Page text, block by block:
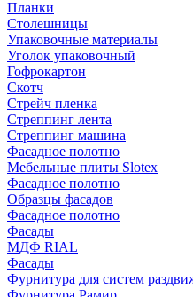
Планки
Столешницы
Упаковочные материалы
Уголок упаковочный
Гофрокартон
Скотч
Стрейч пленка
Стреппинг лента
Стреппинг машина
Фасадное полотно
Мебельные плиты Slotex
Фасадное полотно
Образцы фасадов
Фасадное полотно
Фасады
МДФ RIAL
Фасады
Фурнитура для систем